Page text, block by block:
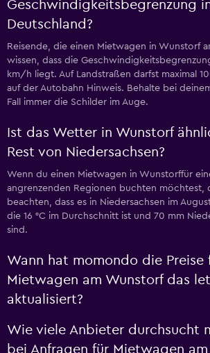
Geschwindigkeitsbegrenzung
Deutschland?
Reisende, die einen Mietwagen in Wunstorf
wissen, dass die
km/h liegt. Auf Landstraßen darfst maximal
auf der Autobahn Hinweis. Behalte bei
Fall immer die Schilder im Auge.
Ist das Wetter in Wunstorf
Rest von Niedersachsen?
Wenn du einen Mietwagen in Wunstorffür
angrenzenden Regionen buchten möchtest,
beachten, dass es in Niedersachsen im
die 16 °C im Durchschnitt ist und 70 mm
sind.
Wann hat momondo die Preise
Mietwagen am Wunstorf das
aktualisiert?
Wie viele Anbieter durchsucht
bei Anfragen für Mietwagen